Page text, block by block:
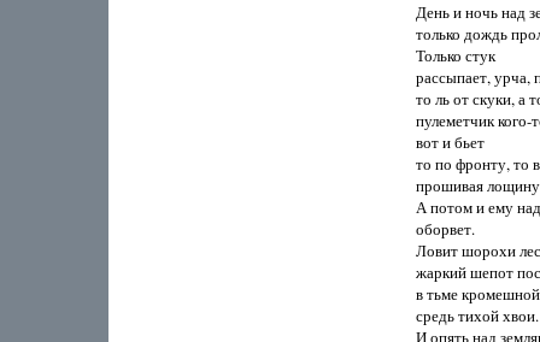
День и ночь над
только дождь
Только стук
рассыпает, урча,
то ль от скуки, а
пулеметчик кого-
вот и бьет
то по фронту, то
прошивая лощину
А потом и ему
оборвет.
Ловит шорохи
жаркий шепот
в тьме кромешной
средь тихой хвои.
И опять над